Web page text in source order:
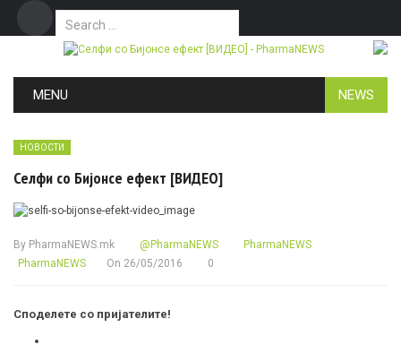
Search for:
MENU NEWS
НОВОСТИ
Селфи со Бијонсе ефект [ВИДЕО]
By PharmaNEWS.mk @PharmaNEWS
PharmaNEWS
PharmaNEWS
On 26/05/2016 0
Споделете со пријателите!